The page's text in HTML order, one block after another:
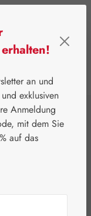
Q-10
15
an und
exklusiven
Anmeldung
mit dem Sie
auf das